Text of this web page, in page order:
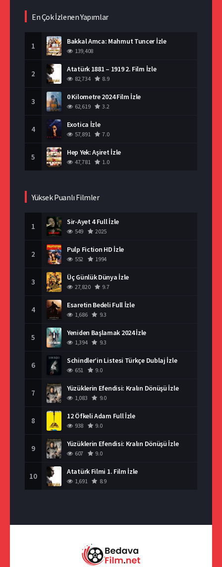
En Çok İzlenen Yapımlar
1 Bakkal Amca: Mahmut Tuncer İzle
139,408
2 Atatürk 1881 – 1919 2. Film İzle
82,734 8.9
3 0 Kilometre 2024 Film İzle
62,619 3.2
4 Exotica İzle
57,891 7.0
5 Hep Yek: Aşiret İzle
47,781 1.0
Yüksek Puanlı Filmler
1 Sir-Ayet 4 Full İzle
549 2025
2 Pulp Fiction HD İzle
552 1994
3 Üç Günlük Dünya İzle
27,820 9.7
4 Esaretin Bedeli Full İzle
1,686 9.3
5 Yeniden Başlamak 2024 İzle
1,394 9.3
6 Schindler’in Listesi Türkçe Dublaj İzle
651 9.0
7 Yüzüklerin Efendisi: Kralın Dönüşü İzle
1,083 9.0
8 12 Öfkeli Adam Full İzle
938 9.0
9 Yüzüklerin Efendisi: Kralın Dönüşü İzle
607 9.0
10 Atatürk Filmi 1. Film İzle
1,691 8.9